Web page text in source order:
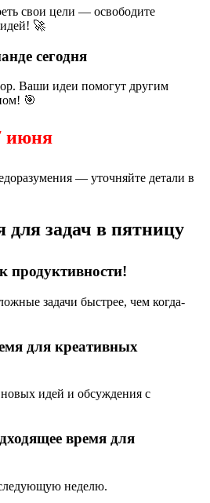
свои цели — освободите
🚀
сегодня
Ваши идеи помогут другим
🎯
июня
— уточняйте детали в
для задач в пятницу
продуктивности!
задачи быстрее, чем когда-
для креативных
идей и обсуждения с
время для
неделю.